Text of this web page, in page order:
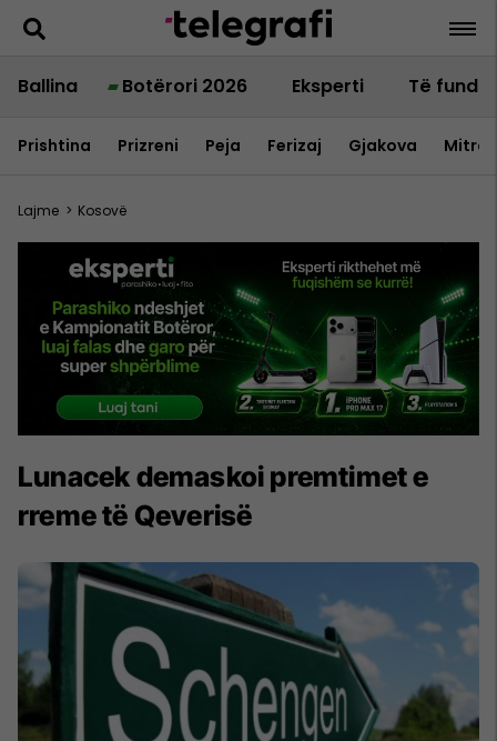
Ballina Botërori 2026 Eksperti Të fundit
Prishtina Prizreni Peja Ferizaj Gjakova
Lajme > Kosovë
Lunacek demaskoi premtimet e
rreme të Qeverisë